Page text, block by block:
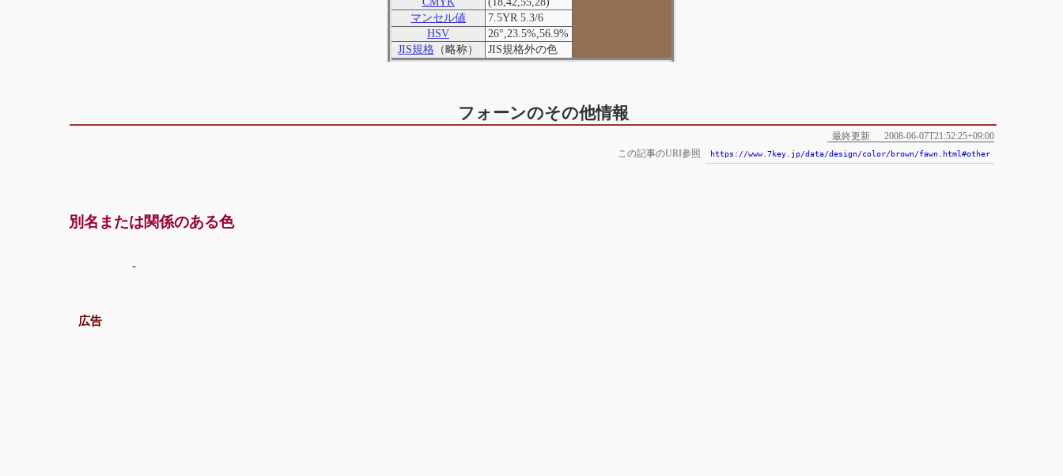
マンセル値
7.5YR 5.3/6
HSV
26°,23.5%,56.9%
JIS規格 （略称） JIS規格外の色
フォーンのその他情報
最終更新
2008-06-07T21:52:25+09:00
この記事のURI参照
https://www.7key.jp/data/design/color/brown/fawn.html#other
別名または関係のある色
-
広告